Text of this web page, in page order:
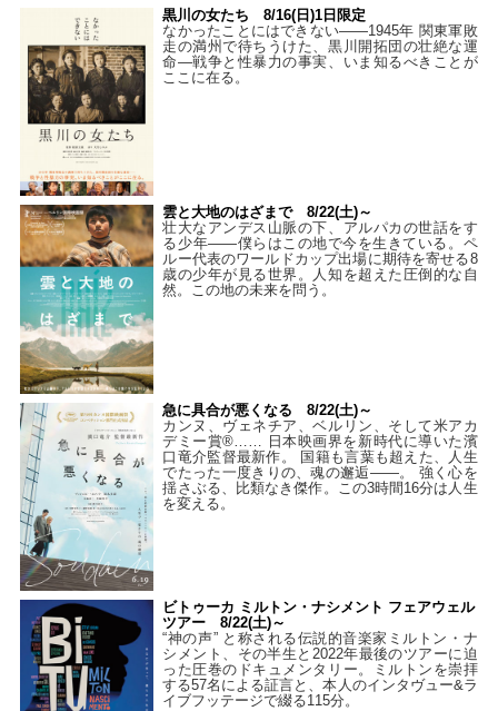
黒川の女たち 8/16(日)1日限定
なかったことにはできない——1945年 関東軍敗
走の満州で待ちうけた、黒川開拓団の壮絶な運
命―戦争と性暴力の事実、いま知るべきことが
ここに在る。
雲と大地のはざまで 8/22(土)～
壮大なアンデス山脈の下、アルパカの世話をす
る少年――僕らはこの地で今を生きている。ペ
ルー代表のワールドカップ出場に期待を寄せる8
歳の少年が見る世界。人知を超えた圧倒的な自
然。この地の未来を問う。
急に具合が悪くなる 8/22(土)～
カンヌ、ヴェネチア、ベルリン、そして米アカ
デミー賞®…… 日本映画界を新時代に導いた濱
口竜介監督最新作。 国籍も言葉も超えた、人生
でたった一度きりの、魂の邂逅――。 強く心を
揺さぶる、比類なき傑作。この3時間16分は人生
を変える。
ビトゥーカ ミルトン・ナシメント フェアウェル
ツアー 8/22(土)～
“神の声” と称される伝説的音楽家ミルトン・ナ
シメント、その半生と2022年最後のツアーに迫
った圧巻のドキュメンタリー。ミルトンを崇拝
する57名による証言と、本人のインタヴュー&ラ
イブフッテージで綴る115分。